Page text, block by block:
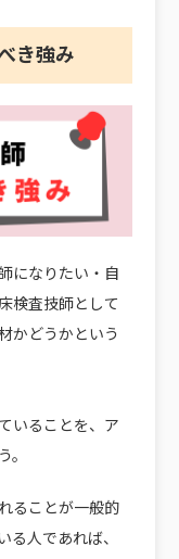
き強み
になりたい・自
検査技師として
かどうかという
いることを、ア
。
ることが一般的
る人であれば、